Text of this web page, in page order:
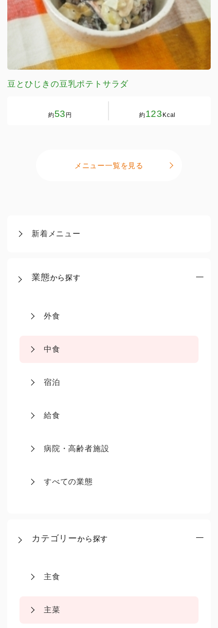
新着メニュー
業態から探す
外食
中食
宿泊
給食
病院・高齢者施設
すべての業態
カテゴリーから探す
主食
主菜
豆とひじきの豆乳ポテトサラダ
約53 円 約123 Kcal
メニュー一覧を見る